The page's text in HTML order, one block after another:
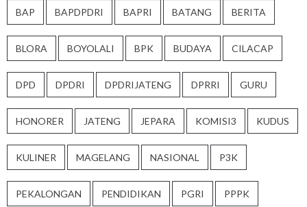
BAP BAPDPDRI BAPRI BATANG BERITA
BLORA BOYOLALI BPK BUDAYA CILACAP
DPD DPDRI DPDRIJATENG DPRRI GURU
HONORER JATENG JEPARA KOMISI3 KUDUS
KULINER MAGELANG NASIONAL P3K
PEKALONGAN PENDIDIKAN PGRI PPPK